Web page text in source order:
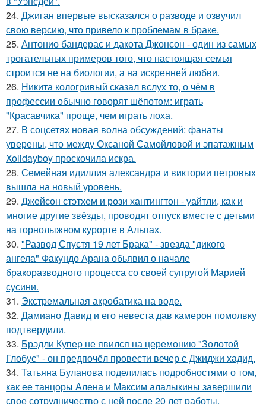
24. Джиган впервые высказался о разводе и озвучил
свою версию, что привело к проблемам в браке.
25. Антонио бандерас и дакота Джонсон - один из самых
трогательных примеров того, что настоящая семья
строится не на биологии, а на искренней любви.
26. Никита кологривый сказал вслух то, о чём в
профессии обычно говорят шёпотом: играть
"Красавчика" проще, чем играть лоха.
27. В соцсетях новая волна обсуждений: фанаты
уверены, что между Оксаной Самойловой и эпатажным
Xolidayboy проскочила искра.
28. Семейная идиллия александра и виктории петровых
вышла на новый уровень.
29. Джейсон стэтхем и рози хантингтон - уайтли, как и
многие другие звёзды, проводят отпуск вместе с детьми
на горнолыжном курорте в Альпах.
30. "Развод Спустя 19 лет Брака" - звезда "дикого
ангела" Факундо Арана обьявил о начале
бракоразводного процесса со своей супругой Марией
сусини.
31. Экстремальная акробатика на воде.
32. Дамиано Давид и его невеста дав камерон помолвку
подтвердили.
33. Брэдли Купер не явился на церемонию "Золотой
Глобус" - он предпочёл провести вечер с Джиджи хадид.
34. Татьяна Буланова поделилась подробностями о том,
как ее танцоры Алена и Максим алалыкины завершили
свое сотрудничество с ней после 20 лет работы.